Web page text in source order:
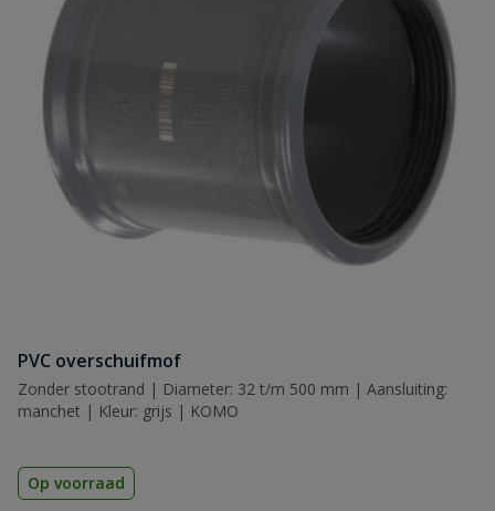
Naam
Samenvatting
Beoordeling
Beoordeling versturen
PVC overschuifmof
Zonder stootrand | Diameter: 32 t/m 500 mm | Aansluiting:
manchet | Kleur: grijs | KOMO
Op voorraad